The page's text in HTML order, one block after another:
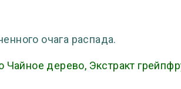
очага распада.
дерево, Экстракт